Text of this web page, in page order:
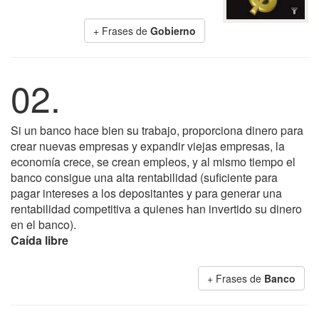
+ Frases de Gobierno
02.
Si un banco hace bien su trabajo, proporciona dinero para
crear nuevas empresas y expandir viejas empresas, la
economía crece, se crean empleos, y al mismo tiempo el
banco consigue una alta rentabilidad (suficiente para
pagar intereses a los depositantes y para generar una
rentabilidad competitiva a quienes han invertido su dinero
en el banco).
Caída libre
+ Frases de Banco